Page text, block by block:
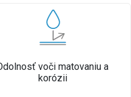
voči matovaniu a
korózii